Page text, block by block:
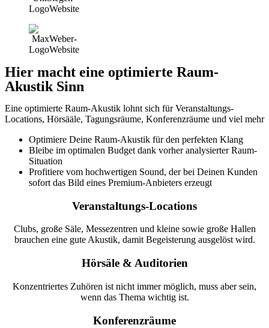
Hier macht eine optimierte Raum-
Akustik Sinn
Eine optimierte Raum-Akustik lohnt sich für Veranstaltungs-
Locations, Hörsääle, Tagungsräume, Konferenzräume und viel mehr
Optimiere Deine Raum-Akustik für den perfekten Klang
Bleibe im optimalen Budget dank vorher analysierter Raum-
Situation
Profitiere vom hochwertigen Sound, der bei Deinen Kunden
sofort das Bild eines Premium-Anbieters erzeugt
Veranstaltungs-Locations
Clubs, große Säle, Messezentren und kleine sowie große Hallen
brauchen eine gute Akustik, damit Begeisterung ausgelöst wird.
Hörsäle & Auditorien
Konzentriertes Zuhören ist nicht immer möglich, muss aber sein,
wenn das Thema wichtig ist.
Konferenzräume